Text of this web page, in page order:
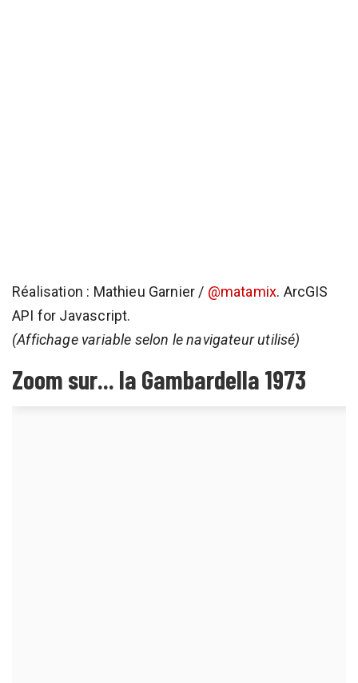
Réalisation : Mathieu Garnier / @matamix. ArcGIS
API for Javascript.
(Affichage variable selon le navigateur utilisé)
Zoom sur... la Gambardella 1973